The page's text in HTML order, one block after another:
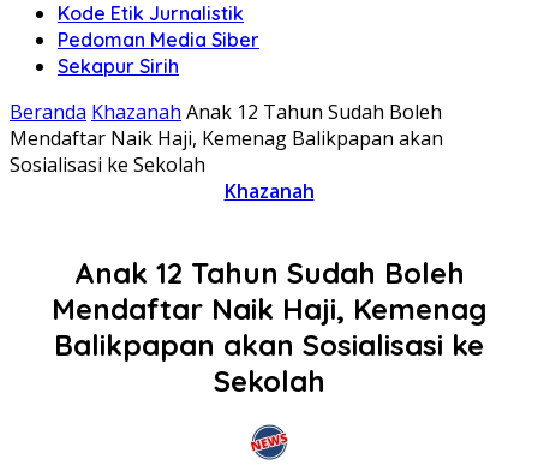
Kode Etik Jurnalistik
Pedoman Media Siber
Sekapur Sirih
Beranda Khazanah Anak 12 Tahun Sudah Boleh
Mendaftar Naik Haji, Kemenag Balikpapan akan
Sosialisasi ke Sekolah
Khazanah
Anak 12 Tahun Sudah Boleh
Mendaftar Naik Haji, Kemenag
Balikpapan akan Sosialisasi ke
Sekolah